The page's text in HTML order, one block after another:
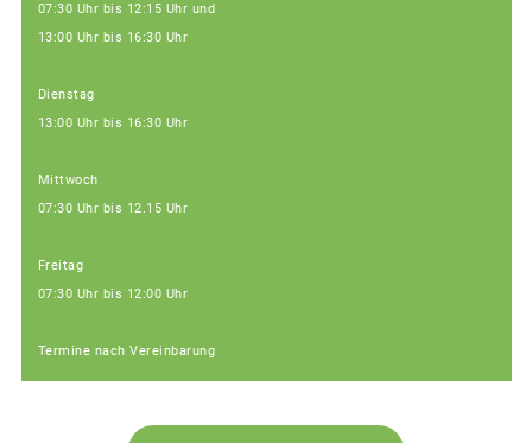
07:30 Uhr bis 12:15 Uhr und
13:00 Uhr bis 16:30 Uhr
Dienstag
13:00 Uhr bis 16:30 Uhr
Mittwoch
07:30 Uhr bis 12.15 Uhr
Freitag
07:30 Uhr bis 12:00 Uhr
Termine nach Vereinbarung